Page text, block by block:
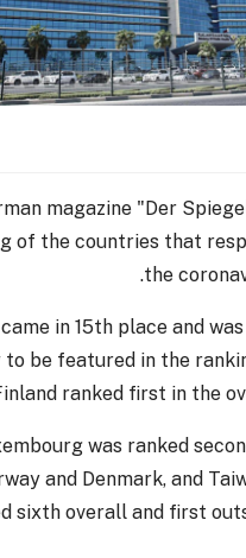
magazine "Der
of the countries that
the
in 15th place and
be featured in the
ranked first in the
was ranked
and Denmark, and
sixth overall and first